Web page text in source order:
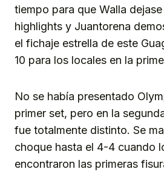
tiempo para que Walla
highlights y Juantorena
el fichaje estrella de este
10 para los locales en la
No se había presentado
primer set, pero en la
fue totalmente distinto. Se
choque hasta el 4-4 cuando
encontraron las primeras